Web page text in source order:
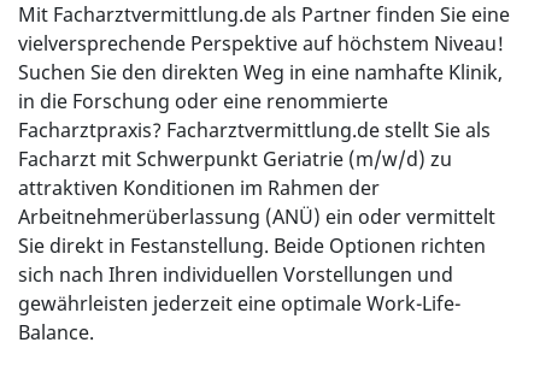
Mit Facharztvermittlung.de als Partner finden Sie eine
vielversprechende Perspektive auf höchstem Niveau!
Suchen Sie den direkten Weg in eine namhafte Klinik,
in die Forschung oder eine renommierte
Facharztpraxis? Facharztvermittlung.de stellt Sie als
Facharzt mit Schwerpunkt Geriatrie (m/w/d) zu
attraktiven Konditionen im Rahmen der
Arbeitnehmerüberlassung (ANÜ) ein oder vermittelt
Sie direkt in Festanstellung. Beide Optionen richten
sich nach Ihren individuellen Vorstellungen und
gewährleisten jederzeit eine optimale Work-Life-
Balance.